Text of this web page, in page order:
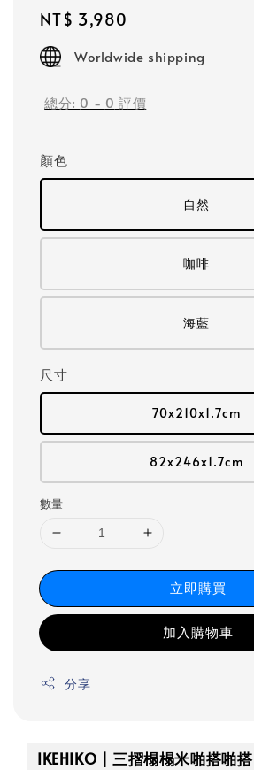
Regular
price
NT$ 3,980
Worldwide shipping
總分: 0 - 0 評價
顏色
自然
咖啡
海藍
尺寸
70x210x1.7cm
82x246x1.7cm
數量
立即購買
加入購物車
分享
IKEHIKO | 三摺榻榻米啪搭啪搭